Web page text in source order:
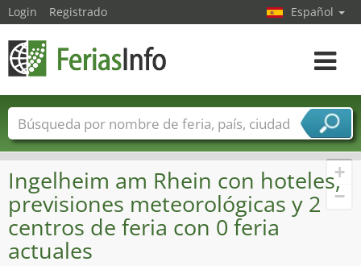
+
−
Ingelheim am Rhein con hoteles,
previsiones meteorológicas y 2
centros de feria con 0 feria
actuales
Login Registrado Español
toggle
Nombres de ferias Países
Ciudades
Sectores de ferias
Sectores de proveedor de servicios